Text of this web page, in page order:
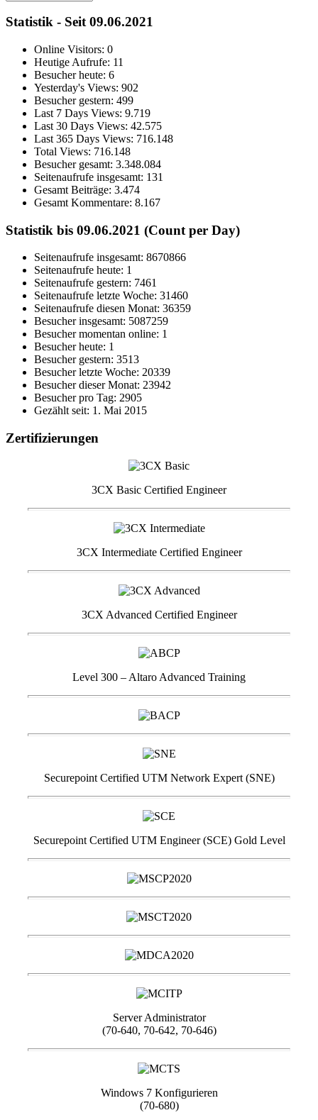
Statistik - Seit 09.06.2021
Online Visitors: 0
Heutige Aufrufe: 11
Besucher heute: 6
Yesterday's Views: 902
Besucher gestern: 499
Last 7 Days Views: 9.719
Last 30 Days Views: 42.575
Last 365 Days Views: 716.148
Total Views: 716.148
Besucher gesamt: 3.348.084
Seitenaufrufe insgesamt: 131
Gesamt Beiträge: 3.474
Gesamt Kommentare: 8.167
Statistik bis 09.06.2021 (Count per Day)
Seitenaufrufe insgesamt: 8670866
Seitenaufrufe heute: 1
Seitenaufrufe gestern: 7461
Seitenaufrufe letzte Woche: 31460
Seitenaufrufe diesen Monat: 36359
Besucher insgesamt: 5087259
Besucher momentan online: 1
Besucher heute: 1
Besucher gestern: 3513
Besucher letzte Woche: 20339
Besucher dieser Monat: 23942
Besucher pro Tag: 2905
Gezählt seit: 1. Mai 2015
Zertifizierungen
3CX Basic Certified Engineer
3CX Intermediate Certified Engineer
3CX Advanced Certified Engineer
Level 300 – Altaro Advanced Training
Securepoint Certified UTM Network Expert (SNE)
Securepoint Certified UTM Engineer (SCE) Gold Level
Server Administrator
(70-640, 70-642, 70-646)
Windows 7 Konfigurieren
(70-680)